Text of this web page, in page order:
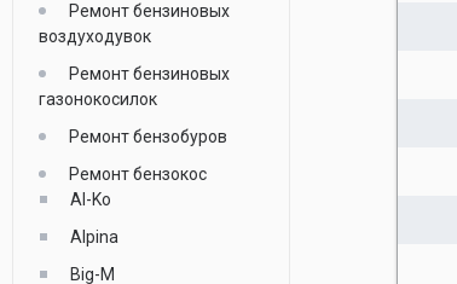
Ремонт бензиновых
воздуходувок
Ремонт бензиновых
газонокосилок
Ремонт бензобуров
Ремонт бензокос
Al-Ko
Alpina
Big-M